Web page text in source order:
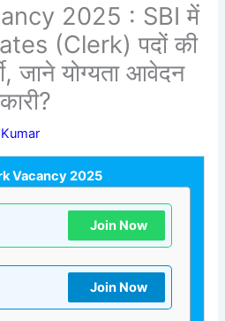
2025 : SBI में
(Clerk) पदों की
जाने योग्यता आवेदन
Vacancy 2025
Join Now
Join Now